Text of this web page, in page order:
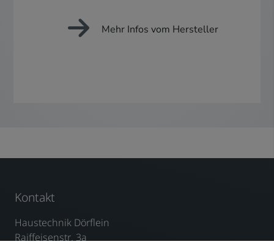
Mehr Infos vom Hersteller
Kontakt
Haustechnik Dörflein
Raiffeisenstr. 3a